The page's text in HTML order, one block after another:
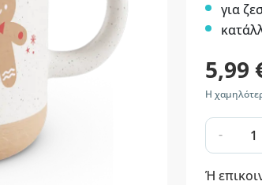
για
5,99
Η
-
Ή